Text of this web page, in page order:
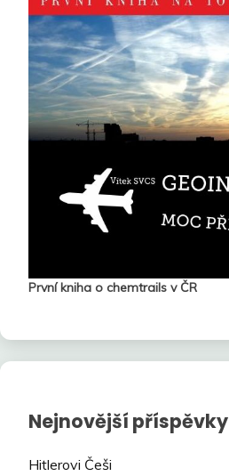
První kniha o chemtrails v ČR
Nejnovější příspěvky
Hitlerovi Češi